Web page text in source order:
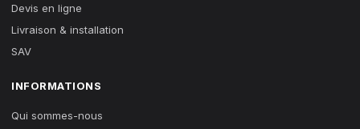
Devis en ligne
Livraison & installation
SAV
INFORMATIONS
Qui sommes-nous